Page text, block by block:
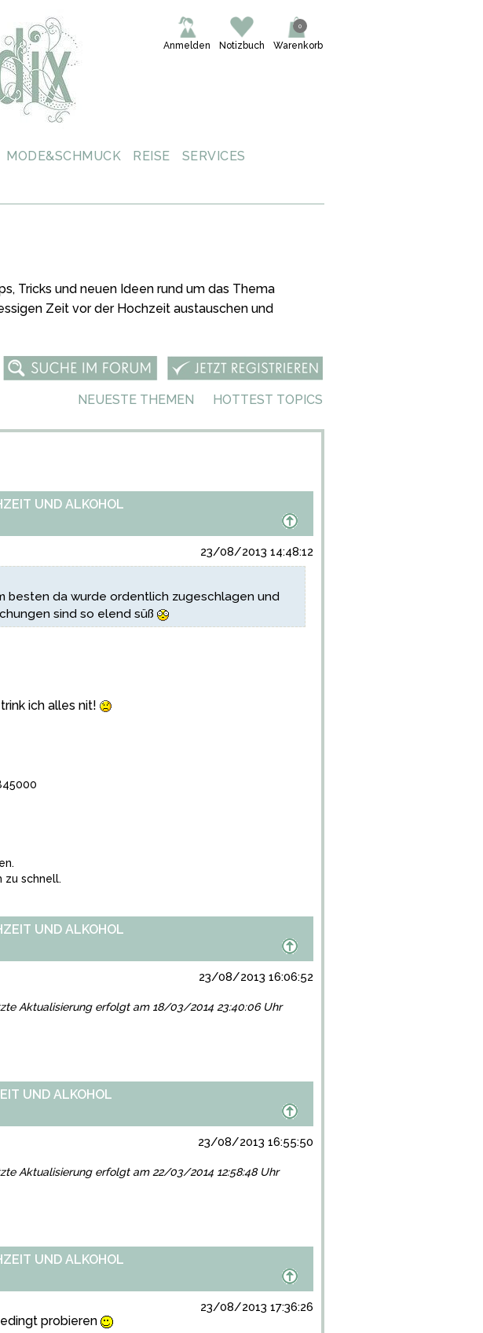
Warenkorb
0
Notizbuch
Anmelden
MODE&SCHMUCK REISE SERVICES
Tricks und neuen Ideen rund um das Thema
Zeit vor der Hochzeit austauschen und
NEUESTE THEMEN HOTTEST TOPICS
UND ALKOHOL
23/08/2013 14:48:12
besten da wurde ordentlich zugeschlagen und
sind so elend süß
ich alles nit!
zu schnell.
UND ALKOHOL
23/08/2013 16:06:52
Aktualisierung erfolgt am 18/03/2014 23:40:06 Uhr
UND ALKOHOL
23/08/2013 16:55:50
Aktualisierung erfolgt am 22/03/2014 12:58:48 Uhr
UND ALKOHOL
23/08/2013 17:36:26
probieren